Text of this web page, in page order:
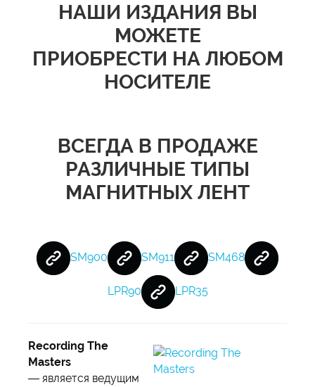
НАШИ ИЗДАНИЯ ВЫ
МОЖЕТЕ
ПРИОБРЕСТИ НА ЛЮБОМ
НОСИТЕЛЕ
ВСЕГДА В ПРОДАЖЕ
РАЗЛИЧНЫЕ ТИПЫ
МАГНИТНЫХ ЛЕНТ
SM900 SM911 SM468
LPR90 LPR35
Recording The
Masters
— является ведущим